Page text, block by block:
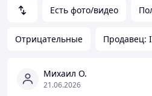
Есть фото/видео
Отрицательные Продавец:
Михаил О.
21.06.2026